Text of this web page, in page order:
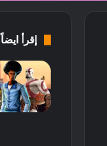
إقرأ ايضاً